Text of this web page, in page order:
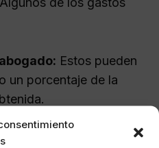
Estos pueden
un porcentaje de la
Gastos
la presentación de